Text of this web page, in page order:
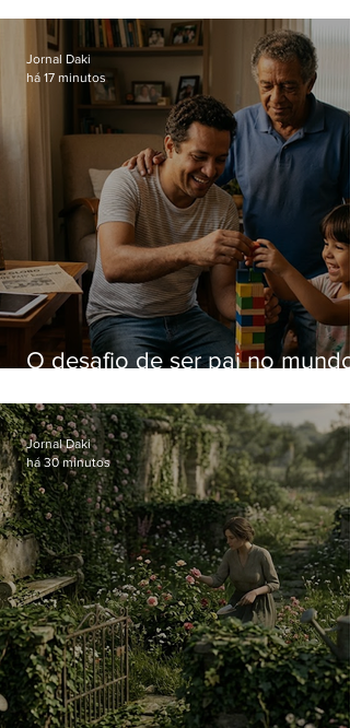
O desafio de ser pai no mundo
Jornal Daki
há 17 minutos
Jornal Daki
há 30 minutos